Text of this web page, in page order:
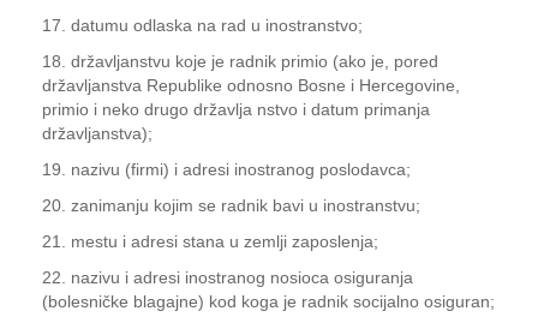
17. datumu odlaska na rad u inostranstvo;
18. državljanstvu koje je radnik primio (ako je, pored
državljanstva Republike odnosno Bosne i Hercegovine,
primio i neko drugo državlja nstvo i datum primanja
državljanstva);
19. nazivu (firmi) i adresi inostranog poslodavca;
20. zanimanju kojim se radnik bavi u inostranstvu;
21. mestu i adresi stana u zemlji zaposlenja;
22. nazivu i adresi inostranog nosioca osiguranja
(bolesničke blagajne) kod koga je radnik socijalno osiguran;